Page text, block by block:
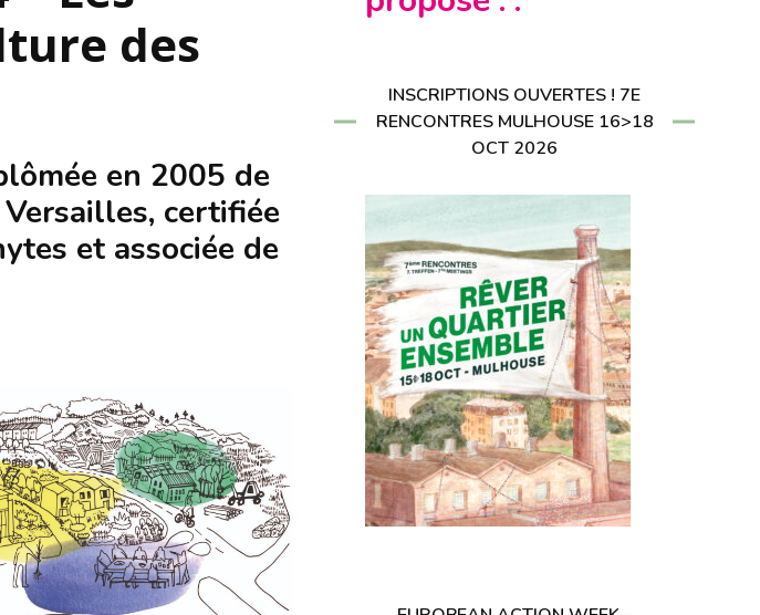
des
en 2005 de
certifiée
et associée de
INSCRIPTIONS OUVERTES ! 7E
RENCONTRES MULHOUSE 16>18
OCT 2026